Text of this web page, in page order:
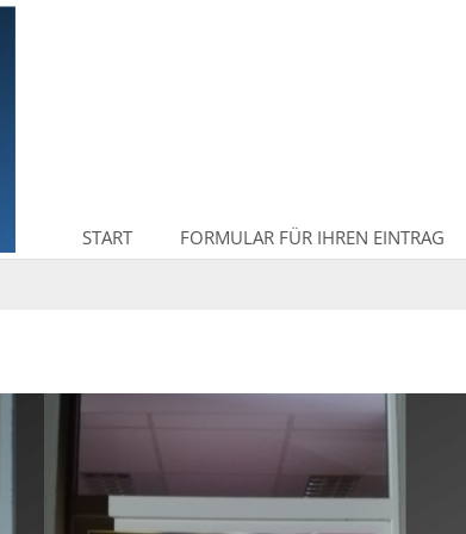
START FORMULAR FÜR IHREN EINTRAG